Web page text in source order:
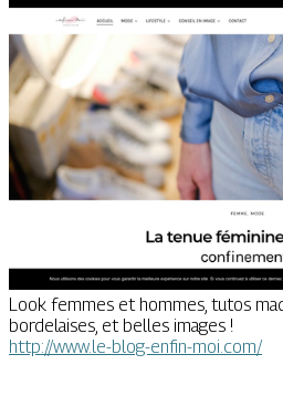
Look femmes et hommes, tutos
bordelaises, et belles images !
http://www.le-blog-enfin-moi.com/